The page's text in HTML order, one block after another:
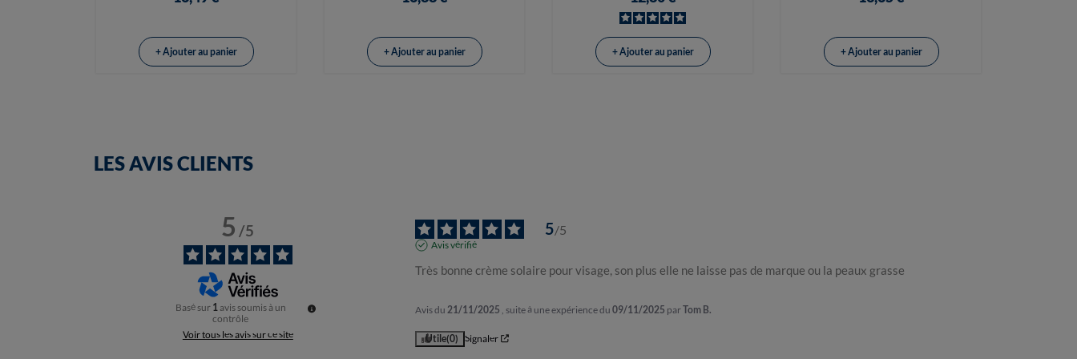
+ Ajouter au panier + Ajouter au panier + Ajouter au panier + Ajouter au panier
LES AVIS CLIENTS
5/5
Basé sur 1 avis soumis à un
contrôle
Voir tous les avis sur ce site
5/5
Avis vérifié
Très bonne crème solaire pour visage, son plus elle ne laisse pas de marque ou la peaux grasse
Avis du 21/11/2025 , suite à une expérience du 09/11/2025 parTom B.
Utile(0) Signaler